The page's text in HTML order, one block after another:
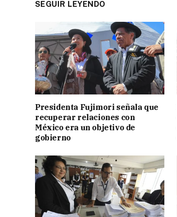
SEGUIR LEYENDO
Presidenta Fujimori señala que
recuperar relaciones con
México era un objetivo de
gobierno